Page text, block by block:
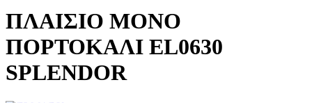
ΠΛΑΙΣΙΟ ΜΟΝΟ
ΠΟΡΤΟΚΑΛΙ EL0630
SPLENDOR